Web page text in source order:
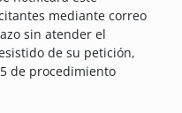
mediante correo
sin atender el
de su petición,
de procedimiento